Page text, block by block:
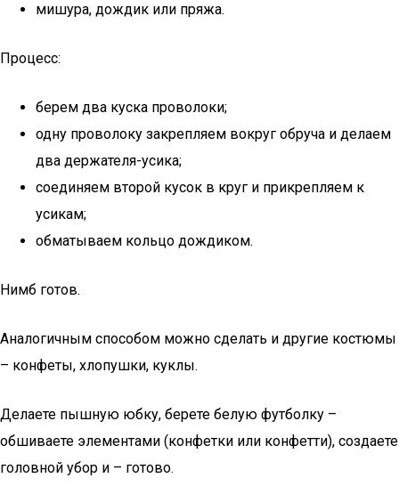
мишура, дождик или пряжа.
Процесс:
берем два куска проволоки;
одну проволоку закрепляем вокруг обруча и делаем
два держателя-усика;
соединяем второй кусок в круг и прикрепляем к
усикам;
обматываем кольцо дождиком.
Нимб готов.
Аналогичным способом можно сделать и другие костюмы
– конфеты, хлопушки, куклы.
Делаете пышную юбку, берете белую футболку –
обшиваете элементами (конфетки или конфетти), создаете
головной убор и – готово.